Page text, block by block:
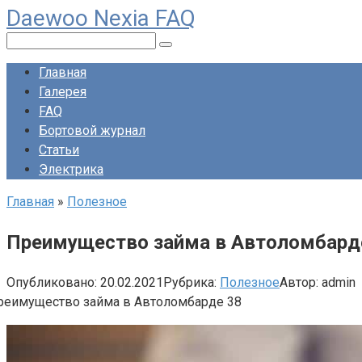
Перейти
к
контенту
Daewoo Nexia FAQ
Главная
Галерея
FAQ
Бортовой журнал
Статьи
Электрика
Главная » Полезное
Преимущество займа в
Опубликовано: 20.02.2021Рубрика: ПолезноеАвтор: admin